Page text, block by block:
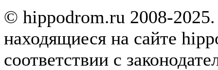
© hippodrom.ru 2008-
находящиеся на сайте
соответствии с